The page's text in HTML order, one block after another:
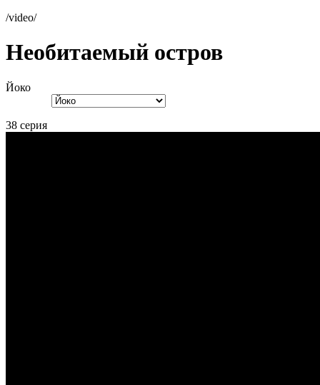
/video/
Необитаемый остров
Йоко
38 серия